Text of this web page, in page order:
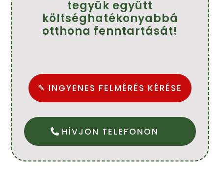
tegyük együtt
költséghatékonyabbá
otthona fenntartását!
✎ INGYENES FELMÉRÉS KÉRÉSE
HÍVJON TELEFONON